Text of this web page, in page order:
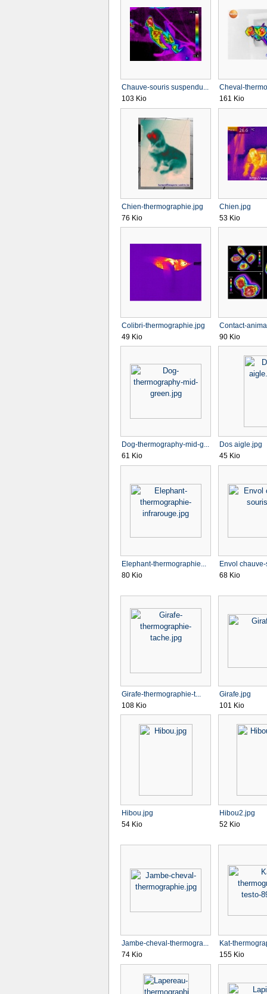
Chauve-souris suspendu...
103 Kio
Cheval-
161 Kio
Chien-thermographie.jpg
76 Kio
Chien.jpg
53 Kio
Colibri-thermographie.jpg
49 Kio
Contact-
90 Kio
Dog-thermography-mid-g...
61 Kio
Dos aigle.jpg
45 Kio
Elephant-thermographie...
80 Kio
Envol
68 Kio
Girafe-thermographie-t...
108 Kio
Girafe.jpg
101 Kio
Hibou.jpg
54 Kio
Hibou2.jpg
52 Kio
Jambe-cheval-thermogra...
74 Kio
Kat-
155 Kio